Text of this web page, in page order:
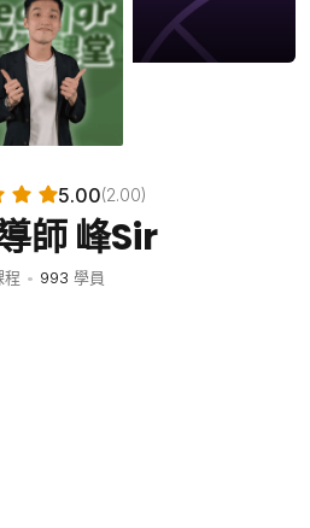
5.00(2.00)
師 峰Sir
程 • 993 學員